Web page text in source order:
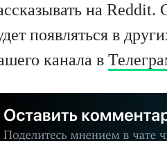
на Reddit.
появляться в
канала в